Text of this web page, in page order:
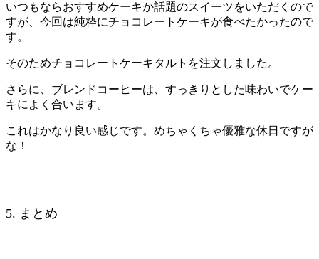
いつもならおすすめケーキか話題のスイーツをいただくので
すが、今回は純粋にチョコレートケーキが食べたかったので
す。
そのためチョコレートケーキタルトを注文しました。
さらに、ブレンドコーヒーは、すっきりとした味わいでケー
キによく合います。
これはかなり良い感じです。めちゃくちゃ優雅な休日ですが
な！
5. まとめ